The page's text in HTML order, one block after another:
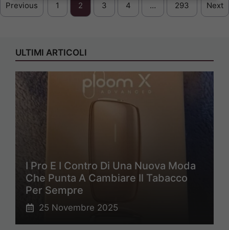
Previous 1 2 3 4 … 293 Next
ULTIMI ARTICOLI
I Pro E I Contro Di Una Nuova Moda
Che Punta A Cambiare Il Tabacco
Per Sempre
25 Novembre 2025